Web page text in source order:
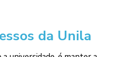
da Unila